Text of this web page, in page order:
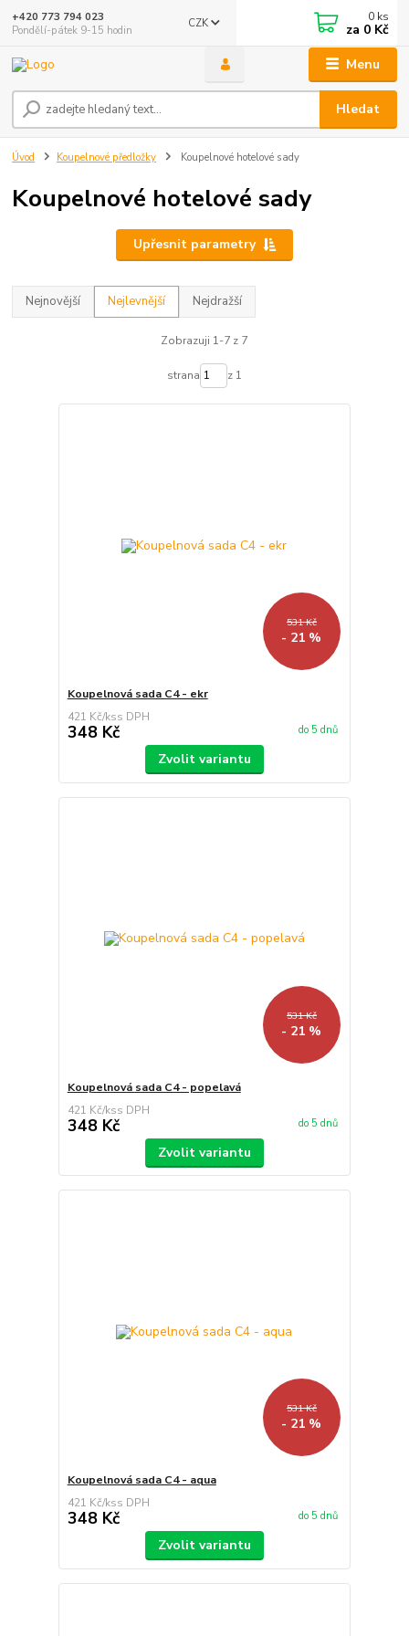
Menu
CZK
Hledat
+420 773 794 023
Pondělí-pátek 9-15 hodin
0 ks
za 0 Kč
Úvod Koupelnové předložky Koupelnové hotelové sady
Koupelnové hotelové sady
Upřesnit parametry
Nejnovější Nejlevnější Nejdražší
Zobrazuji 1-7 z 7
strana z 1
531 Kč
- 21 %
Koupelnová sada C4 - ekr
421 Kč/ks
348 Kč do 5 dnů
Zvolit variantu
531 Kč
- 21 %
Koupelnová sada C4 - popelavá
421 Kč/ks
348 Kč do 5 dnů
Zvolit variantu
531 Kč
- 21 %
Koupelnová sada C4 - aqua
421 Kč/ks
348 Kč do 5 dnů
Zvolit variantu